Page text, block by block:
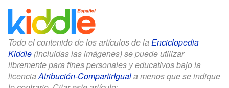
Todo el contenido de los artículos de la Enciclopedia
Kiddle (incluidas las imágenes) se puede utilizar
libremente para fines personales y educativos bajo la
licenciaAtribución-CompartirIguala menos que se indique